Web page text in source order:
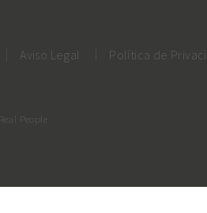
Aviso Legal Política de
People